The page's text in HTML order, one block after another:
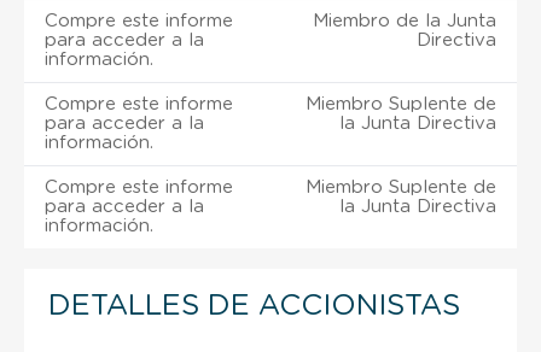
Compre este informe
para acceder a la
información.
Miembro de la Junta
Directiva
Compre este informe
para acceder a la
información.
Miembro Suplente de
la Junta Directiva
Compre este informe
para acceder a la
información.
Miembro Suplente de
la Junta Directiva
DETALLES DE ACCIONISTAS